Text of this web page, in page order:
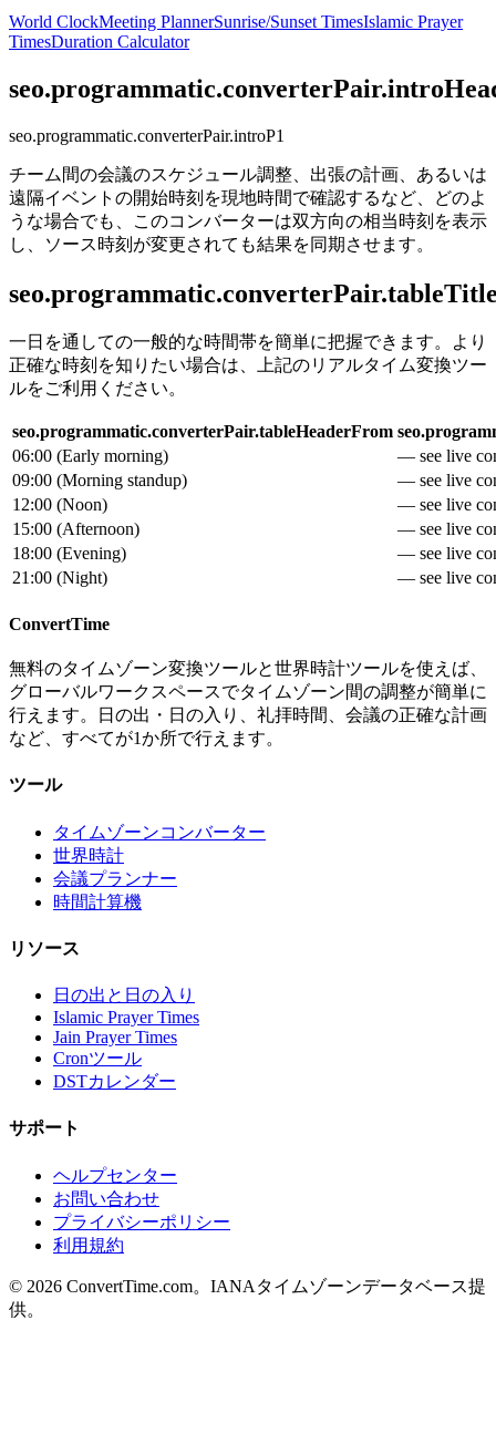
World ClockMeeting PlannerSunrise/Sunset TimesIslamic Prayer
TimesDuration Calculator
seo.programmatic.converterPair.introP1
チーム間の会議のスケジュール調整、出張の計画、あるいは
遠隔イベントの開始時刻を現地時間で確認するなど、どのよ
うな場合でも、このコンバーターは双方向の相当時刻を表示
し、ソース時刻が変更されても結果を同期させます。
一日を通しての一般的な時間帯を簡単に把握できます。より
正確な時刻を知りたい場合は、上記のリアルタイム変換ツー
ルをご利用ください。
seo.programmatic.converterPair.tableHeaderFrom
06:00 (Early morning)
— see live
09:00 (Morning standup)
— see live
12:00 (Noon)
— see live
15:00 (Afternoon)
— see live
18:00 (Evening)
— see live
21:00 (Night) — see live
ConvertTime
無料のタイムゾーン変換ツールと世界時計ツールを使えば、
グローバルワークスペースでタイムゾーン間の調整が簡単に
行えます。日の出・日の入り、礼拝時間、会議の正確な計画
など、すべてが1か所で行えます。
ツール
タイムゾーンコンバーター
世界時計
会議プランナー
時間計算機
リソース
日の出と日の入り
Islamic Prayer Times
Jain Prayer Times
Cronツール
DSTカレンダー
サポート
ヘルプセンター
お問い合わせ
プライバシーポリシー
利用規約
© 2026 ConvertTime.com。IANAタイムゾーンデータベース提
供。